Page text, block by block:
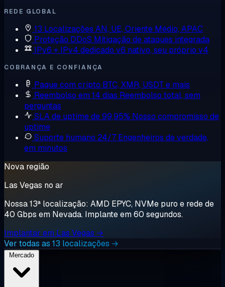
REDE GLOBAL
13 Localizações AN, UE, Oriente Médio, APAC
Proteção DDoS Mitigação de ataques integrada
IPv6 + IPv4 dedicado v6 nativo, seu próprio v4
COBRANÇA E CONFIANÇA
Pague com cripto BTC, XMR, USDT e mais
Reembolso em 14 dias Reembolso total, sem
perguntas
SLA de uptime de 99,95% Nosso compromisso de
uptime
Suporte humano 24/7 Engenheiros de verdade,
em minutos
Nova região
Las Vegas no ar
Nossa 13ª localização: AMD EPYC, NVMe puro e rede de
40 Gbps em Nevada. Implante em 60 segundos.
Implantar em Las Vegas →
Ver todas as 13 localizações →